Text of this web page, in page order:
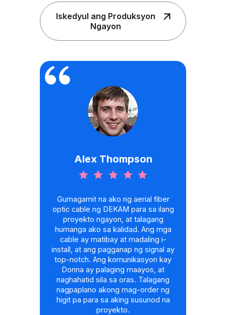
Iskedyul ang Produksyon
Ngayon
Alex Thompson
Gumagamit na ako ng aerial fiber
optic cable ng DEKAM para sa ilang
proyekto ngayon, at talagang
humanga ako sa kalidad. Ang mga
cable ay matibay at madaling i-
install, at ang pagganap ng signal ay
top-notch. Ang komunikasyon kay
Donna ay palaging maayos, at
naghahatid sila sa oras. Talagang
nagpaplano akong mag-order ng
higit pa para sa aking susunod na
proyekto.